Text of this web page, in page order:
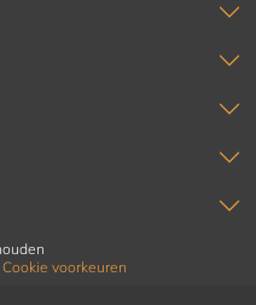
Cookie voorkeuren